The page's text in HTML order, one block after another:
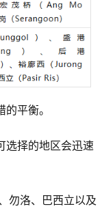
平衡。
选择的地区会迅速
勿洛、巴西立以及